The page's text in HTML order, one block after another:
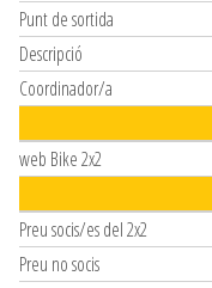
Punt de sortida
Descripció
Coordinador/a
web Bike 2x2
Preu socis/es del 2x2
Preu no socis